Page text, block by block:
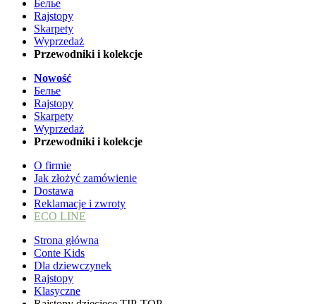
Белье
Rajstopy
Skarpety
Wyprzedaż
Przewodniki i kolekcje
Nowość
Белье
Rajstopy
Skarpety
Wyprzedaż
Przewodniki i kolekcje
O firmie
Jak złożyć zamówienie
Dostawa
Reklamacje i zwroty
ECO LINE
Strona główna
Conte Kids
Dla dziewczynek
Rajstopy
Klasyczne